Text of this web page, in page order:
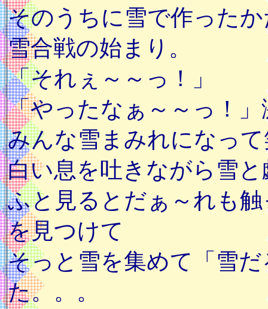
そのうちに雪で作った
雪合戦の始まり。
「それぇ～～っ！」
「やったなぁ～～っ！
みんな雪まみれになっ
白い息を吐きながら雪
ふと見るとだぁ～れも
を見つけて
そっと雪を集めて「雪
た。。。